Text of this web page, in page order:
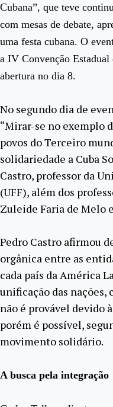
Cubana”, que teve
com mesas de debate,
uma festa cubana. O
a IV Convenção
abertura no dia 8.
No segundo dia de
“Mirar-se no exemplo
povos do Terceiro
solidariedade a Cuba
Castro, professor da
(UFF), além dos
Zuleide Faria de Melo
Pedro Castro afirmou
orgânica entre as
cada país da América
unificação das nações,
não é provável devido
porém é possível,
movimento solidário.
A busca pela integração